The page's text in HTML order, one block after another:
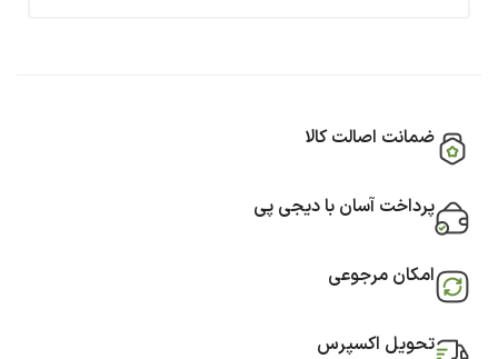
ضمانت اصالت کالا
پرداخت آسان با دیجی پی
امکان مرجوعی
تحویل اکسپرس